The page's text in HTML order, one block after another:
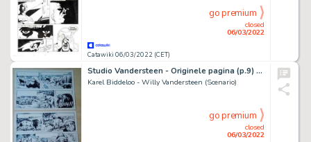
Catawiki 06/03/2022 (CET)
closed
06/03/2022
go premium
Studio Vandersteen - Originele pagina (p.9) - Safari 5 - De Buffeljacht - (1970)
Karel Biddeloo - Willy Vandersteen (Scenario)
closed
06/03/2022
go premium